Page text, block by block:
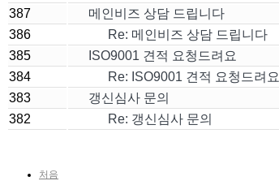
387
메인비즈 상담 드립니다
386
Re: 메인비즈 상담 드립니다
385
ISO9001 견적 요청드려요
384
Re: ISO9001 견적 요청드려요
383
갱신심사 문의
382
Re: 갱신심사 문의
처음